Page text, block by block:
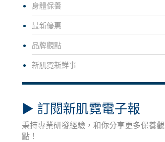
身體保養
最新優惠
品牌觀點
新肌霓新鮮事
▶︎ 訂閱新肌霓電子報
秉持專業研發經驗，和你分享更多保養觀
點！